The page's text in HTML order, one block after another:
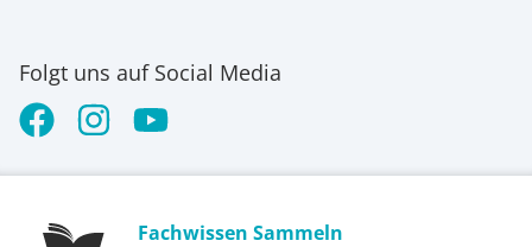
Folgt uns auf Social Media
Fachwissen Sammeln